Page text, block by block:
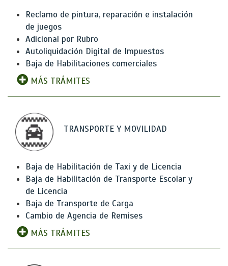
Reclamo de pintura, reparación e instalación
de juegos
Adicional por Rubro
Autoliquidación Digital de Impuestos
Baja de Habilitaciones comerciales
MÁS TRÁMITES
TRANSPORTE Y MOVILIDAD
Baja de Habilitación de Taxi y de Licencia
Baja de Habilitación de Transporte Escolar y
de Licencia
Baja de Transporte de Carga
Cambio de Agencia de Remises
MÁS TRÁMITES